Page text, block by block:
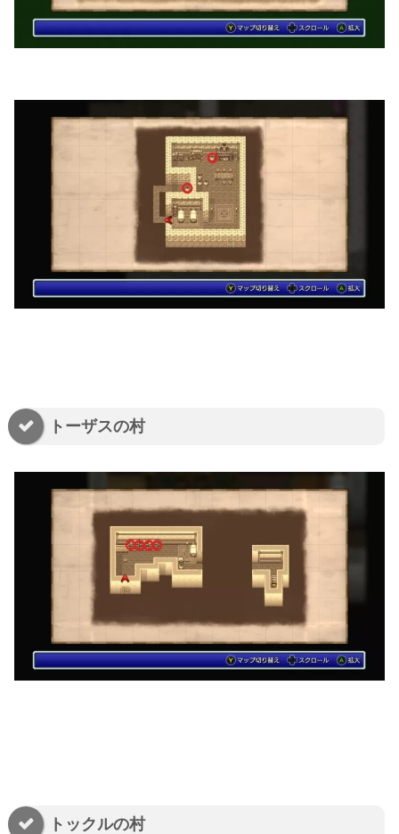
トーザスの村
トックルの村